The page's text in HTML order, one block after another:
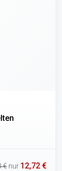
€ nur 12,72 €